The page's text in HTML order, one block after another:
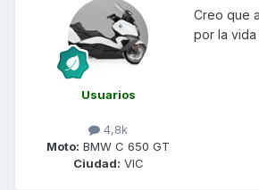
Usuarios
4,8k
Moto: BMW C 650 GT
Ciudad: VIC
Creo que
por la vida